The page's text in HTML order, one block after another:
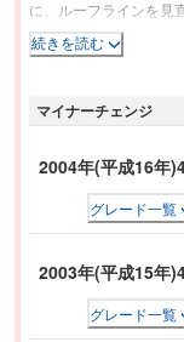
に、ルーフラインを見
ディタイプは、セダン
スポーツセダン（M3）
またCANバスを使っ
術が導入されている
モデルと言われてお
数は326万6885台を記
続きを読む
マイナーチェンジ
2004年(平成16年
グレード一覧
2003年(平成15年
グレード一覧